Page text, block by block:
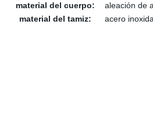
material del cuerpo:
aleación de
material del tamiz:
acero